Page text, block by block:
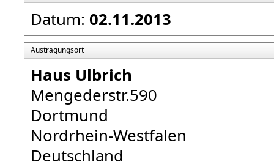
Datum: 02.11.2013
Austragungsort
Haus Ulbrich
Mengederstr.590
Dortmund
Nordrhein-Westfalen
Deutschland